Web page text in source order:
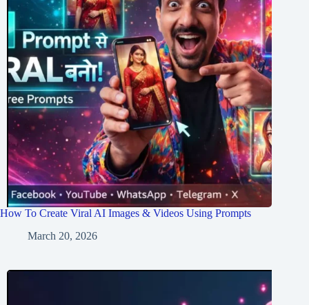
How To Create Viral AI Images & Videos Using Prompts
March 20, 2026